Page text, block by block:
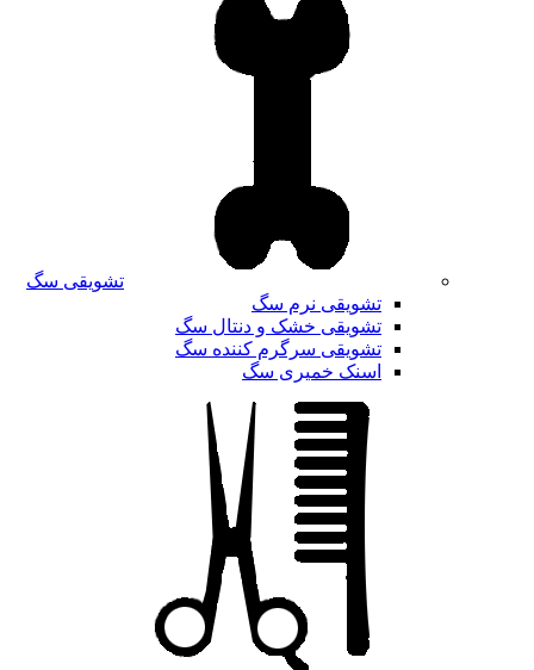
تشویقی سگ
تشویقی نرم سگ
تشویقی خشک و دنتال سگ
تشویقی سرگرم کننده سگ
اسنک خمیری سگ